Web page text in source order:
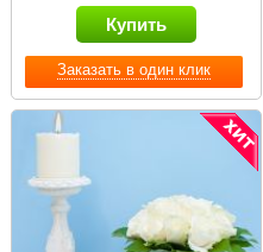
Заказать в один клик
Купить